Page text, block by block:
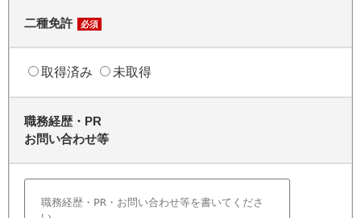
二種免許 必須
取得済み 未取得
職務経歴・PR
お問い合わせ等